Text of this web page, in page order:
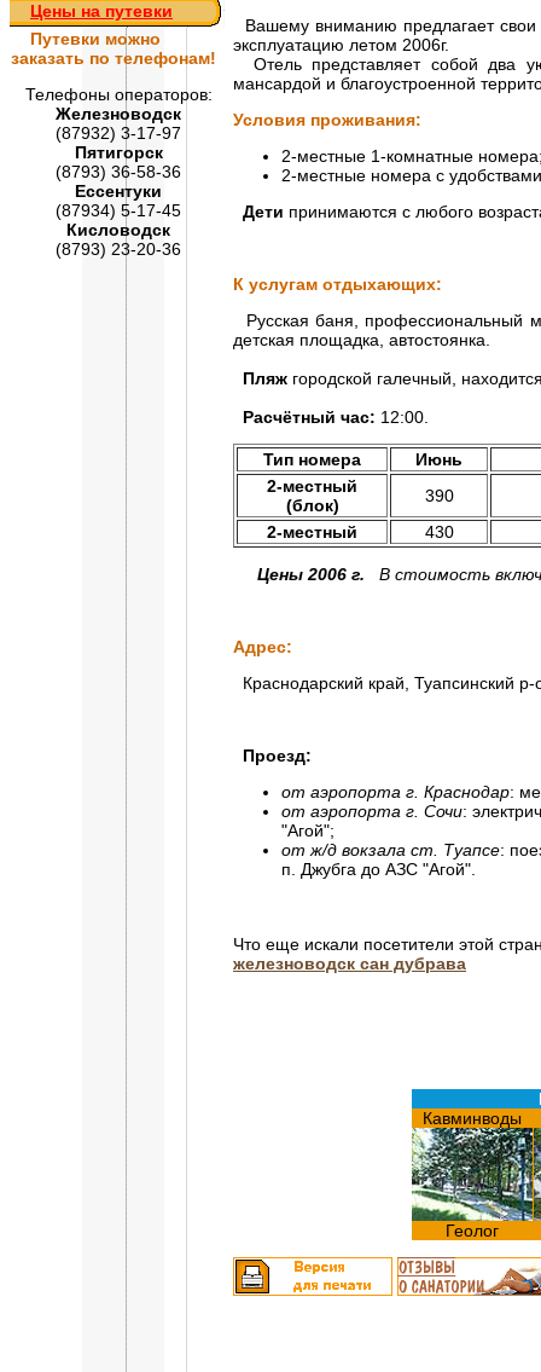
Цены на путевки
Путевки можно
заказать по телефонам!
Телефоны операторов:
Железноводск
(87932) 3-17-97
Пятигорск
(8793) 36-58-36
Ессентуки
(87934) 5-17-45
Кисловодск
(8793) 23-20-36
Вашему вниманию предлагает свои
эксплуатацию летом 2006г.
Отель представляет собой два
мансардой и благоустроенной
Условия проживания:
2-местные 1-комнатные
2-местные номера с
Дети принимаются с любого
К услугам отдыхающих:
Русская баня, профессиональный
детская площадка, автостоянка.
Пляж городской галечный,
Расчётный час: 12:00.
Тип номера
Июнь
2-местный
(блок)
390
2-местный
430
Цены 2006 г. В стоимость
Адрес:
Краснодарский край, Туапсинский
Проезд:
от аэропорта г. Краснодар:
от аэропорта г. Сочи:
"Агой";
от ж/д вокзала ст. Туапсе:
п. Джубга до АЗС "Агой".
Что еще искали посетители этой
железноводск сан дубрава
Кавминводы
Геолог